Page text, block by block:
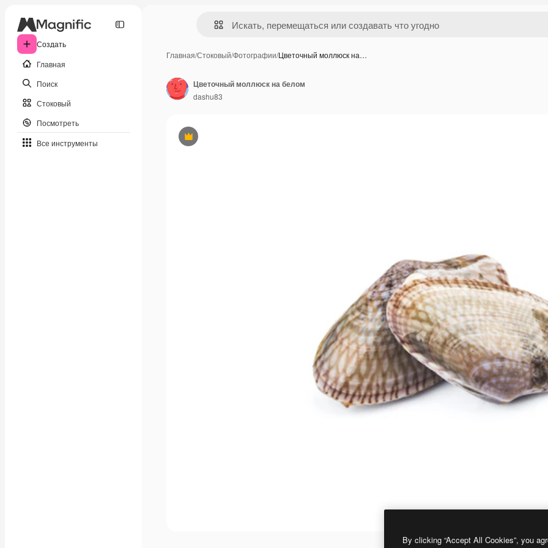
Создать
Главная
Поиск
Стоковый
Посмотреть
Все инструменты
Главная/Стоковый/Фотографии/Цветочный моллюск на…
Премиум
Цветочный моллюск на белом
dashu83
By clicking “Accept All Cookies”, you